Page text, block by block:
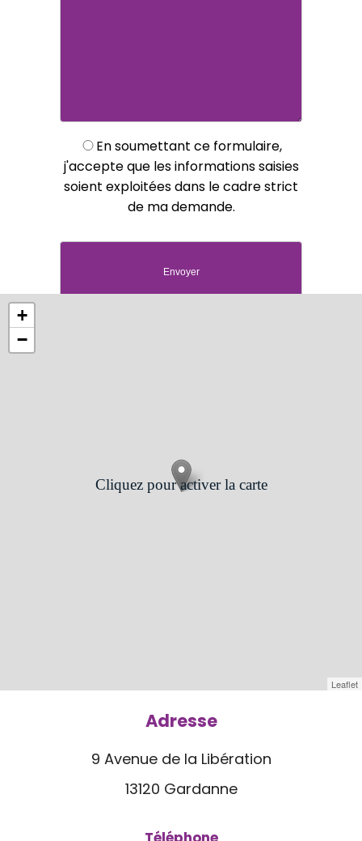
En soumettant ce formulaire,
j'accepte que les informations saisies
soient exploitées dans le cadre strict
de ma demande.
Cliquez pour activer la carte
+
−
Leaflet
Adresse
9 Avenue de la Libération
13120 Gardanne